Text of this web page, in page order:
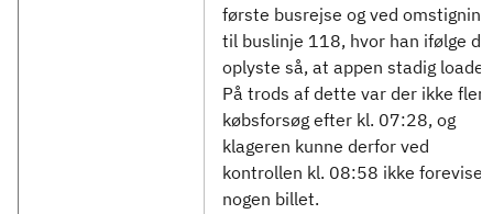
første busrejse og ved
til buslinje 118, hvor han ifølge
oplyste så, at appen stadig
På trods af dette var der ikke flere
købsforsøg efter kl. 07:28, og
klageren kunne derfor ved
kontrollen kl. 08:58 ikke forevise
nogen billet.